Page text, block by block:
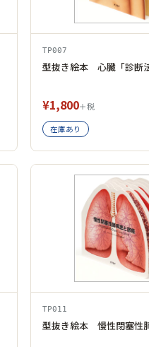
TP007
型抜き絵本 心臓「診断
¥1,800＋税
在庫あり
TP011
型抜き絵本 慢性閉塞性